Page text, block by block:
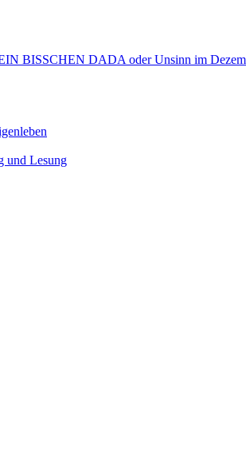
BISSCHEN DADA oder Unsinn im
Lesung